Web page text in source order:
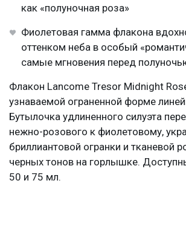
как «полуночная роза»
Фиолетовая гамма флакона
оттенком неба в особый
самые мгновения перед
Флакон Lancome Tresor Midnight
узнаваемой ограненной форме
Бутылочка удлиненного силуэта
нежно-розового к фиолетовому,
бриллиантовой огранки и тканевой
черных тонов на горлышке.
50 и 75 мл.